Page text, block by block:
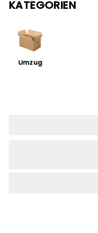
KATEGORIEN
Umzug